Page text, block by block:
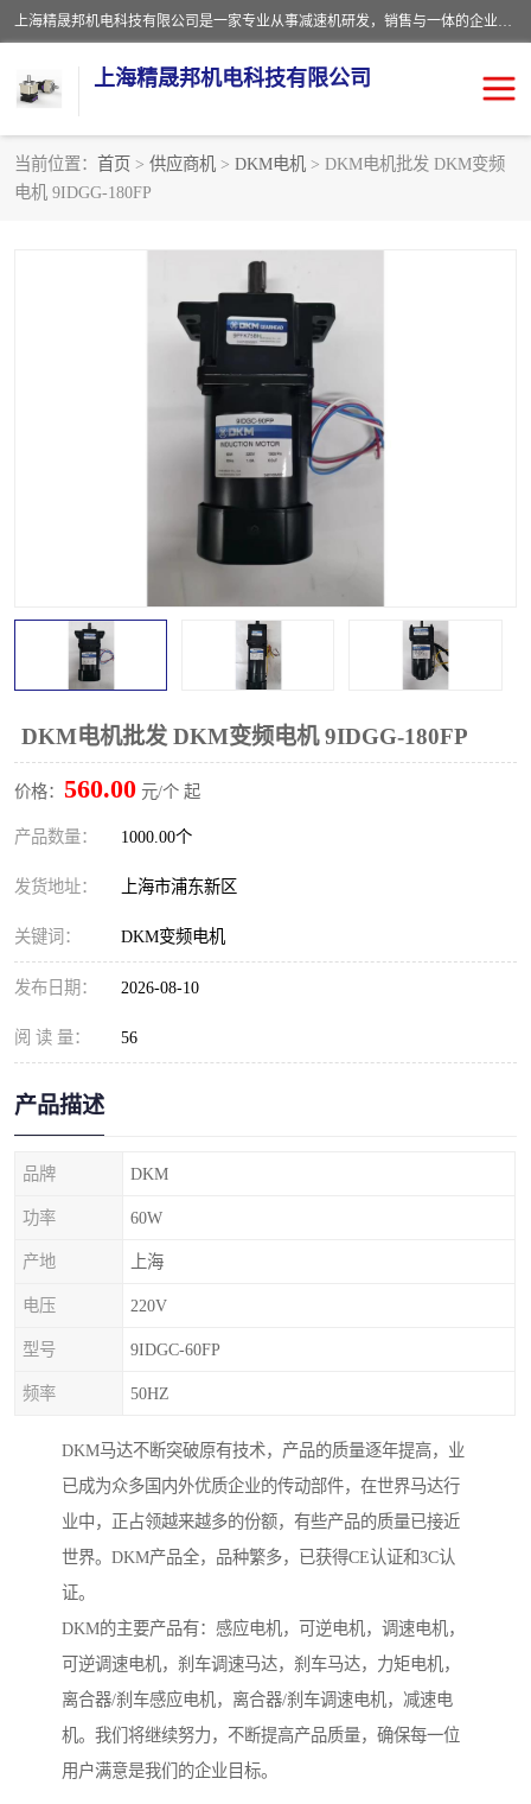
上海精晟邦机电科技有限公司是一家专业从事减速机研发，销售与一体的企业。公司拥有资深技术人员和技术团队服务人才，致力于为广大客户提供专业，细致的产品服务。主营产品有：中型减速电机，微型调速电机，精密行星减速机，蜗轮蜗杆减速机，RFKS四大系列减速机，SKM双曲面齿轮减速机，齿轮减速电机，行星减速机，防爆电机，变频器等系列；产品广泛用于汽车，船舶，能源，环保，包装，物流等领域，欢迎咨询。
上海精晟邦机电科技有限公司
当前位置： 首页 > 供应商机 > DKM电机 > DKM电机批发 DKM变频
电机 9IDGG-180FP
DKM电机批发 DKM变频电机 9IDGG-180FP
价格： 560.00 元/个 起
产品数量： 1000.00个
发货地址： 上海市浦东新区
关键词： DKM变频电机
发布日期： 2026-08-10
阅 读 量： 56
产品描述
品牌 DKM
功率 60W
产地 上海
电压 220V
型号 9IDGC-60FP
频率 50HZ
DKM马达不断突破原有技术，产品的质量逐年提高，业
已成为众多国内外优质企业的传动部件，在世界马达行
业中，正占领越来越多的份额，有些产品的质量已接近
世界。DKM产品全，品种繁多，已获得CE认证和3C认
证。
DKM的主要产品有：感应电机，可逆电机，调速电机，
可逆调速电机，刹车调速马达，刹车马达，力矩电机，
离合器/刹车感应电机，离合器/刹车调速电机，减速电
机。我们将继续努力，不断提高产品质量，确保每一位
用户满意是我们的企业目标。
减速电机
精晟邦四大系列
精晟邦微型齿轮减速电机
晟邦电机
东元电机